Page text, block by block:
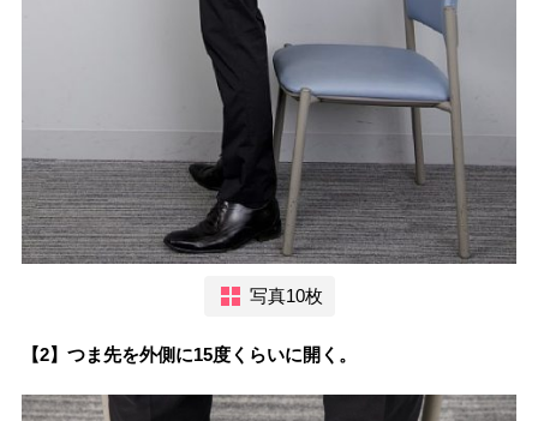
写真10枚
【2】つま先を外側に15度くらいに開く。